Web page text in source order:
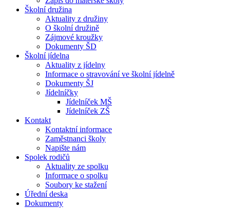
Školní družina
Aktuality z družiny
O školní družině
Zájmové kroužky
Dokumenty ŠD
Školní jídelna
Aktuality z jídelny
Informace o stravování ve školní jídelně
Dokumenty ŠJ
Jídelníčky
Jídelníček MŠ
Jídelníček ZŠ
Kontakt
Kontaktní informace
Zaměstnanci školy
Napište nám
Spolek rodičů
Aktuality ze spolku
Informace o spolku
Soubory ke stažení
Úřední deska
Dokumenty